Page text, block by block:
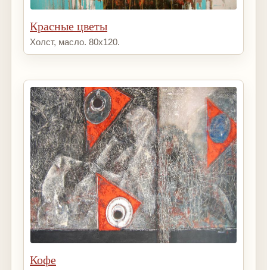
Красные цветы
Холст, масло. 80х120.
Кофе